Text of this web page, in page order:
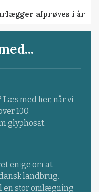
afprøves i år
med her, når vi
100
glyphosat.
enige om at
landbrug.
en stor omlægning